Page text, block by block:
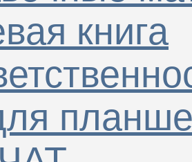
книга